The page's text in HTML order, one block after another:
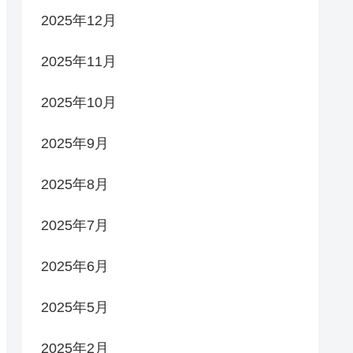
2025年12月
2025年11月
2025年10月
2025年9月
2025年8月
2025年7月
2025年6月
2025年5月
2025年2月